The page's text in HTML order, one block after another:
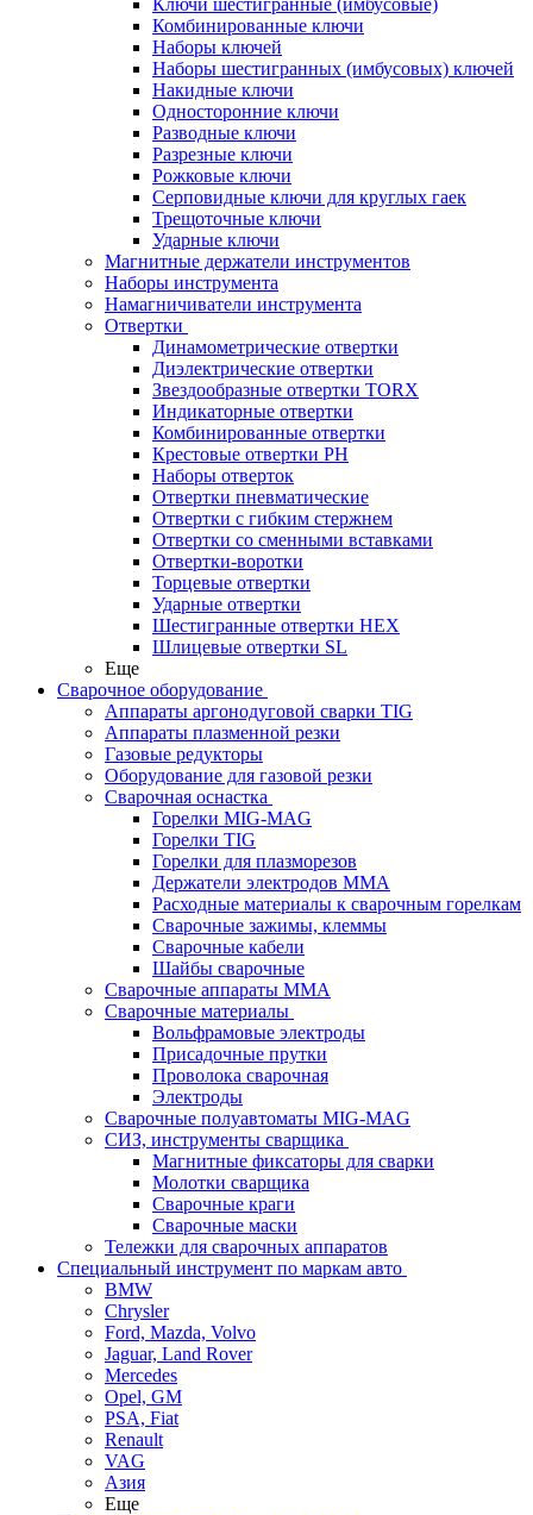
Ключи шестигранные (имбусовые)
Комбинированные ключи
Наборы ключей
Наборы шестигранных (имбусовых) ключей
Накидные ключи
Односторонние ключи
Разводные ключи
Разрезные ключи
Рожковые ключи
Серповидные ключи для круглых гаек
Трещоточные ключи
Ударные ключи
Магнитные держатели инструментов
Наборы инструмента
Намагничиватели инструмента
Отвертки
Динамометрические отвертки
Диэлектрические отвертки
Звездообразные отвертки TORX
Индикаторные отвертки
Комбинированные отвертки
Крестовые отвертки PH
Наборы отверток
Отвертки пневматические
Отвертки с гибким стержнем
Отвертки со сменными вставками
Отвертки-воротки
Торцевые отвертки
Ударные отвертки
Шестигранные отвертки HEX
Шлицевые отвертки SL
Еще
Сварочное оборудование
Аппараты аргонодуговой сварки TIG
Аппараты плазменной резки
Газовые редукторы
Оборудование для газовой резки
Сварочная оснастка
Горелки MIG-MAG
Горелки TIG
Горелки для плазморезов
Держатели электродов ММА
Расходные материалы к сварочным горелкам
Сварочные зажимы, клеммы
Сварочные кабели
Шайбы сварочные
Сварочные аппараты MMA
Сварочные материалы
Вольфрамовые электроды
Присадочные прутки
Проволока сварочная
Электроды
Сварочные полуавтоматы MIG-MAG
СИЗ, инструменты сварщика
Магнитные фиксаторы для сварки
Молотки сварщика
Сварочные краги
Сварочные маски
Тележки для сварочных аппаратов
Специальный инструмент по маркам авто
BMW
Chrysler
Ford, Mazda, Volvo
Jaguar, Land Rover
Mercedes
Opel, GM
PSA, Fiat
Renault
VAG
Азия
Еще